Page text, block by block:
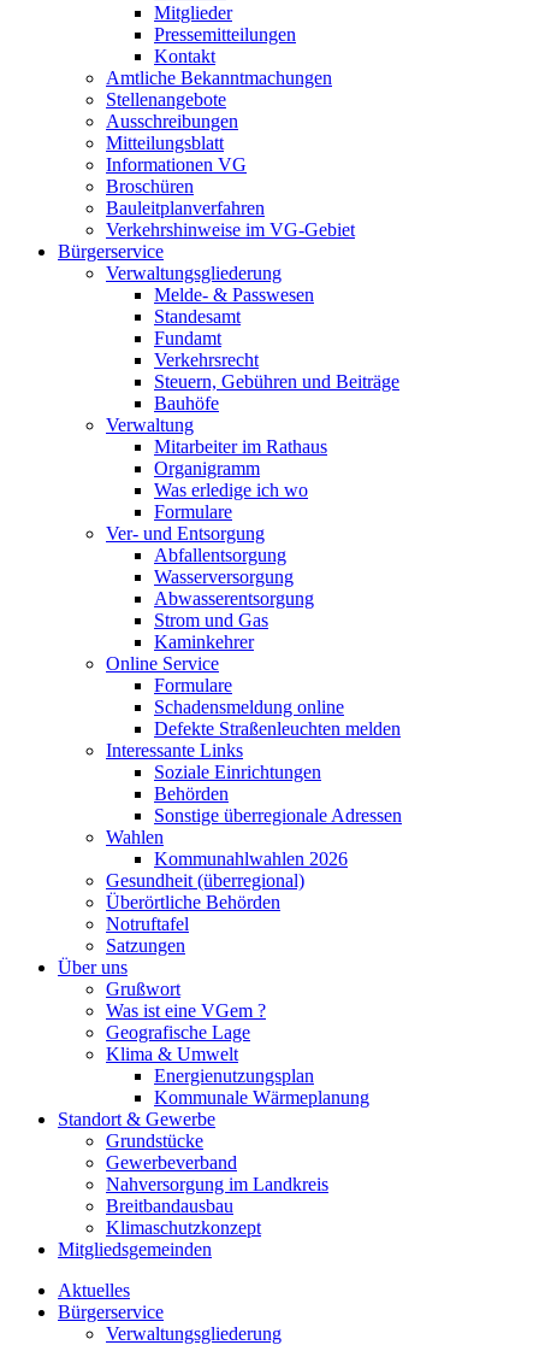
Mitglieder
Pressemitteilungen
Kontakt
Amtliche Bekanntmachungen
Stellenangebote
Ausschreibungen
Mitteilungsblatt
Informationen VG
Broschüren
Bauleitplanverfahren
Verkehrshinweise im VG-Gebiet
Bürgerservice
Verwaltungsgliederung
Melde- & Passwesen
Standesamt
Fundamt
Verkehrsrecht
Steuern, Gebühren und Beiträge
Bauhöfe
Verwaltung
Mitarbeiter im Rathaus
Organigramm
Was erledige ich wo
Formulare
Ver- und Entsorgung
Abfallentsorgung
Wasserversorgung
Abwasserentsorgung
Strom und Gas
Kaminkehrer
Online Service
Formulare
Schadensmeldung online
Defekte Straßenleuchten melden
Interessante Links
Soziale Einrichtungen
Behörden
Sonstige überregionale Adressen
Wahlen
Kommunahlwahlen 2026
Gesundheit (überregional)
Überörtliche Behörden
Notruftafel
Satzungen
Über uns
Grußwort
Was ist eine VGem ?
Geografische Lage
Klima & Umwelt
Energienutzungsplan
Kommunale Wärmeplanung
Standort & Gewerbe
Grundstücke
Gewerbeverband
Nahversorgung im Landkreis
Breitbandausbau
Klimaschutzkonzept
Mitgliedsgemeinden
Aktuelles
Bürgerservice
Verwaltungsgliederung